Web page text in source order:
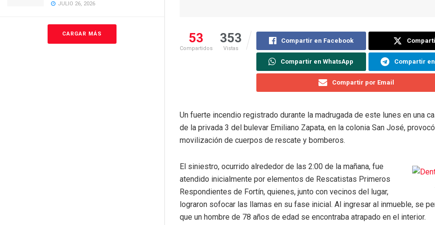
JULIO 26, 2026
CARGAR MÁS 53
Compartidos
353
Vistas
Compartir en Facebook
Compartir en WhatsApp Compartir
Compartir por Email
Un fuerte incendio registrado durante la madrugada de este lunes en una
de la privada 3 del bulevar Emiliano Zapata, en la colonia San José,
movilización de cuerpos de rescate y bomberos.
El siniestro, ocurrido alrededor de las 2:00 de la mañana, fue
atendido inicialmente por elementos de Rescatistas Primeros
Respondientes de Fortín, quienes, junto con vecinos del lugar,
lograron sofocar las llamas en su fase inicial. Al ingresar al inmueble, se
que un hombre de 78 años de edad se encontraba atrapado en el interior.